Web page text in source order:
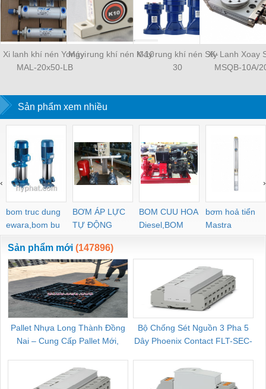
Xi lanh khí nén Yongyi
MAL-20x50-LB
Máy rung khí nén K-10Máy rung khí nén SK-
30
Xy Lanh Xoay
MSQB-10A/
Sản phẩm xem nhiều
bom truc dung
ewara,bom bu
ewara
BƠM ÁP LỰC
TỰ ĐỘNG
BOM CUU HOA
Diesel,BOM
CHUA CHAY
bơm hoả tiển
Mastra
‹ ›
Sản phẩm mới (147896)
Pallet Nhựa Long Thành Đồng
Nai – Cung Cấp Pallet Mới,
Bộ Chống Sét Nguồn 3 Pha 5
Dây Phoenix Contact FLT-SEC-